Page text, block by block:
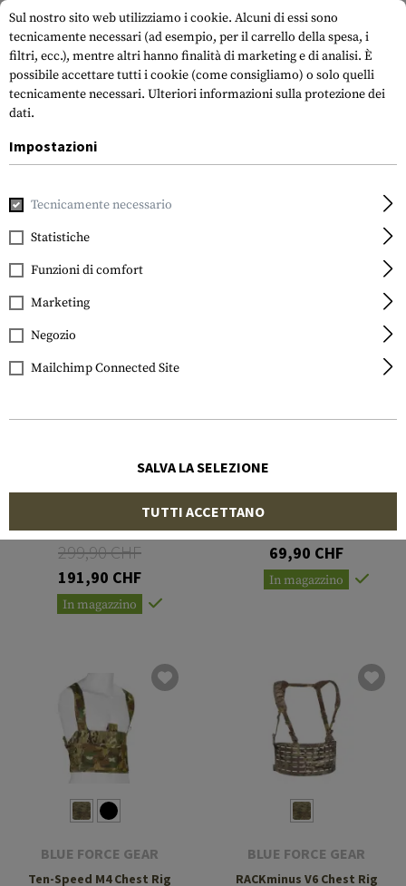
VENDITA
NFM
Heidrun HK416 Chestrig
299,90 CHF
191,90 CHF
In magazzino
CRYE PRECISION
Airlite Chest Rig
69,90 CHF
In magazzino
BLUE FORCE GEAR
Ten-Speed M4 Chest Rig
BLUE FORCE GEAR
RACKminus V6 Chest Rig
Sul nostro sito web utilizziamo i cookie. Alcuni di essi sono
tecnicamente necessari (ad esempio, per il carrello della spesa, i
filtri, ecc.), mentre altri hanno finalità di marketing e di analisi. È
possibile accettare tutti i cookie (come consigliamo) o solo quelli
tecnicamente necessari. Ulteriori informazioni sulla protezione dei
dati.
Impostazioni
Tecnicamente necessario
Statistiche
Funzioni di comfort
Marketing
Negozio
Mailchimp Connected Site
SALVA LA SELEZIONE
TUTTI ACCETTANO